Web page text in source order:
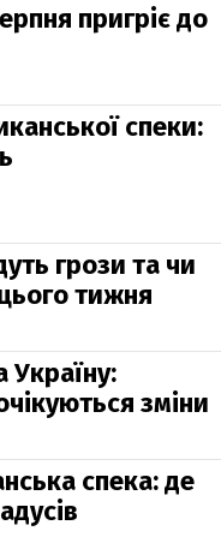
пригріє до
спеки:
грози та чи
тижня
Україну:
зміни
спека: де